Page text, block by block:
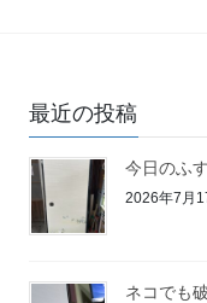
最近の投稿
今日のふ
2026年7月
ネコでも